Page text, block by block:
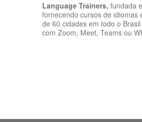
Language Trainers, fundada
fornecendo cursos de idiomas
de 60 cidades em todo o
com Zoom, Meet, Teams ou